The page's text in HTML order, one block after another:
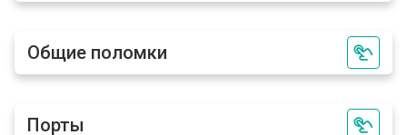
Общие поломки
Порты